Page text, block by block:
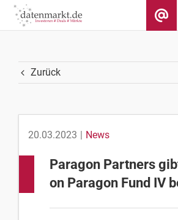
Skip
Zurück
20.03.2023 | News
Paragon Partners
on Paragon Fund IV